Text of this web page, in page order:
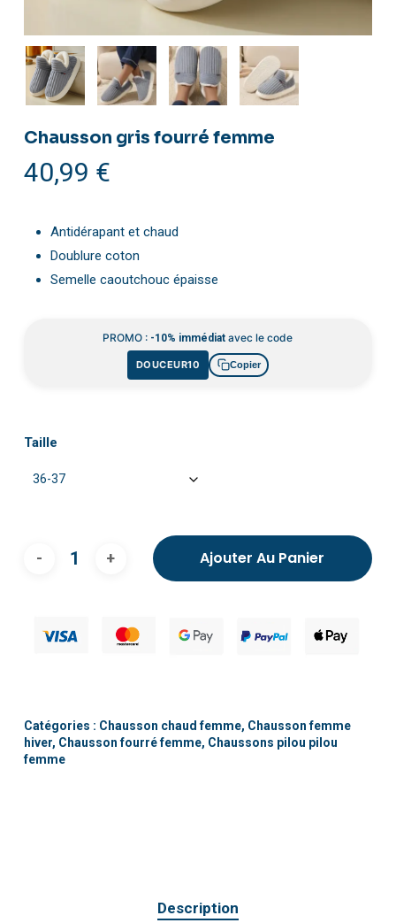
Chausson gris fourré femme
40,99 €
Antidérapant et chaud
Doublure coton
Semelle caoutchouc épaisse
PROMO : -10% immédiat avec le code
DOUCEUR10 Copier
Taille
Ajouter Au Panier
Catégories : Chausson chaud femme, Chausson femme
hiver, Chausson fourré femme, Chaussons pilou pilou
femme
Description